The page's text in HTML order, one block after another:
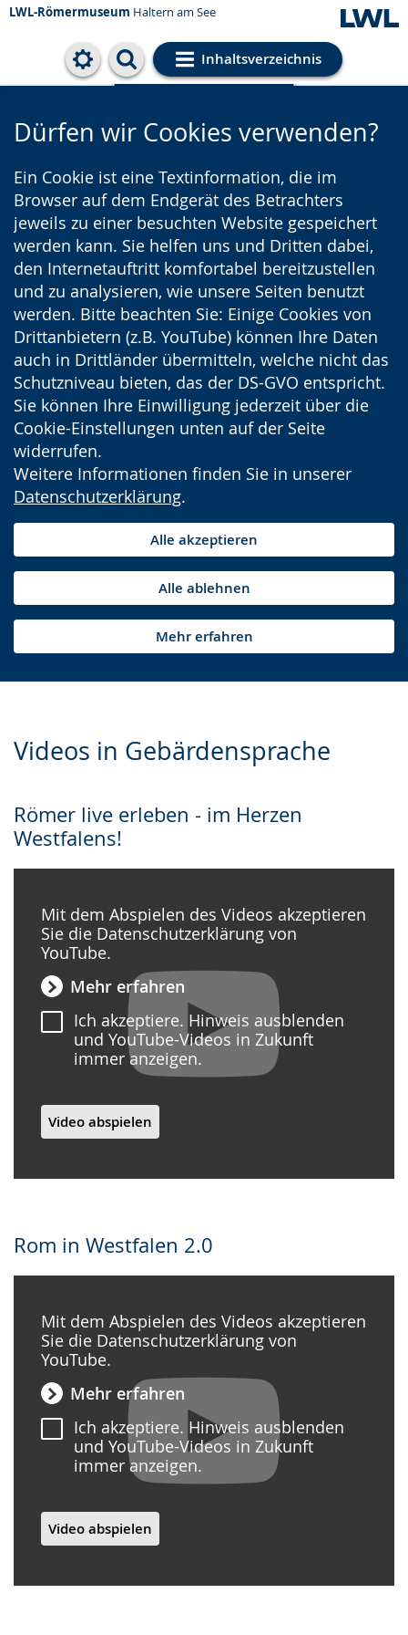
LWL-Römermuseum Haltern am See
Inhaltsverzeichnis
Cookie-Einstellungen
Dürfen wir Cookies verwenden?
Ein Cookie ist eine Textinformation, die im
Browser auf dem Endgerät des Betrachters
jeweils zu einer besuchten Website gespeichert
werden kann. Sie helfen uns und Dritten dabei,
den Internetauftritt komfortabel bereitzustellen
und zu analysieren, wie unsere Seiten benutzt
werden. Bitte beachten Sie: Einige Cookies von
Drittanbietern (z.B. YouTube) können Ihre Daten
auch in Drittländer übermitteln, welche nicht das
Schutzniveau bieten, das der DS-GVO entspricht.
Sie können Ihre Einwilligung jederzeit über die
Cookie-Einstellungen unten auf der Seite
widerrufen.
Weitere Informationen finden Sie in unserer
Datenschutzerklärung.
Alle akzeptieren
Alle ablehnen
Mehr erfahren
Videos in Gebärdensprache
Römer live erleben - im Herzen
Westfalens!
Mit dem Abspielen des Videos akzeptieren
Sie die Datenschutzerklärung von
YouTube.
Mehr erfahren
Ich akzeptiere. Hinweis ausblenden
und YouTube-Videos in Zukunft
immer anzeigen.
Video abspielen
Rom in Westfalen 2.0
Mit dem Abspielen des Videos akzeptieren
Sie die Datenschutzerklärung von
YouTube.
Mehr erfahren
Ich akzeptiere. Hinweis ausblenden
und YouTube-Videos in Zukunft
immer anzeigen.
Video abspielen